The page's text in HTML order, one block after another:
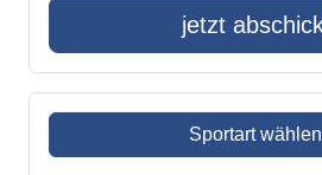
jetzt
Sportart wählen